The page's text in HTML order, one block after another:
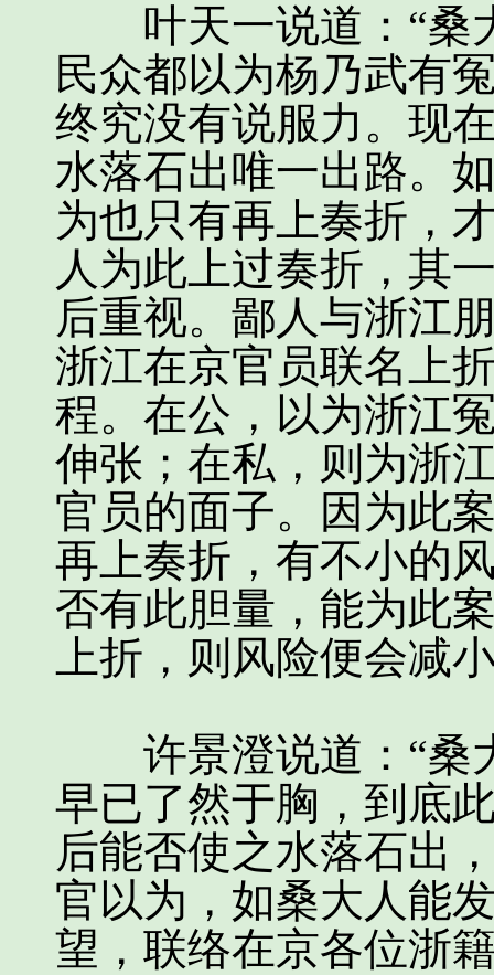
叶天一说道：“桑
民众都以为杨乃武有
终究没有说服力。现
水落石出唯一出路。
为也只有再上奏折，
人为此上过奏折，其
后重视。鄙人与浙江
浙江在京官员联名上
程。在公，以为浙江
伸张；在私，则为浙
官员的面子。因为此
再上奏折，有不小的
否有此胆量，能为此
上折，则风险便会减
许景澄说道：“桑
早已了然于胸，到底
后能否使之水落石出
官以为，如桑大人能
望，联络在京各位浙